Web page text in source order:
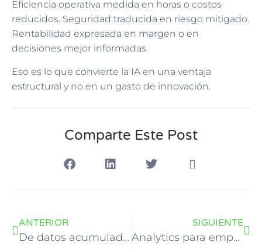
Eficiencia operativa medida en horas o costos
reducidos. Seguridad traducida en riesgo mitigado.
Rentabilidad expresada en margen o en
decisiones mejor informadas.
Eso es lo que convierte la IA en una ventaja
estructural y no en un gasto de innovación.
Comparte Este Post
ANTERIOR
De datos acumulados a decisiones estratégicas: cómo convertir información en ventaja competitiva
SIGUIENTE
Analytics para empresas medianas en Chile: guía completa 2026